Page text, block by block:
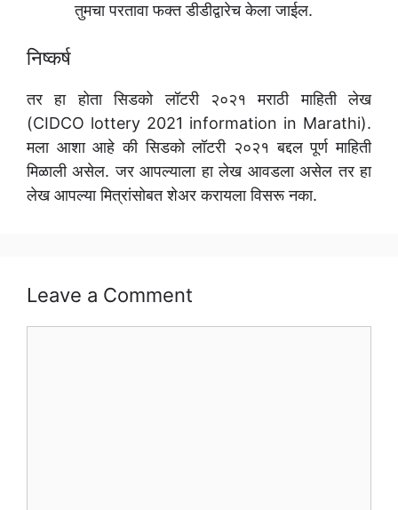
तुमचा परतावा फक्त डीडीद्वारेच केला जाईल.
निष्कर्ष
तर हा होता सिडको लॉटरी २०२१ मराठी माहिती लेख
(CIDCO lottery 2021 information in Marathi).
मला आशा आहे की सिडको लॉटरी २०२१ बद्दल पूर्ण माहिती
मिळाली असेल. जर आपल्याला हा लेख आवडला असेल तर हा
लेख आपल्या मित्रांसोबत शेअर करायला विसरू नका.
Leave a Comment